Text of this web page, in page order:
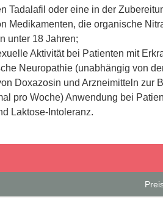
Tadalafil oder eine in der
Medikamenten, die organische
unter 18 Jahren;
Aktivität bei Patienten mit
Neuropathie (unabhängig von
Doxazosin und Arzneimitteln zur
pro Woche) Anwendung bei
Laktose-Intoleranz.